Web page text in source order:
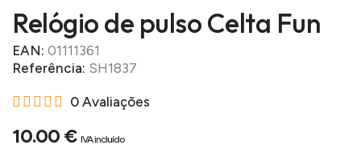
Relógio de pulso Celta Fun
EAN: 01111361
Referência: SH1837
0 Avaliações
10.00 € IVA incluído